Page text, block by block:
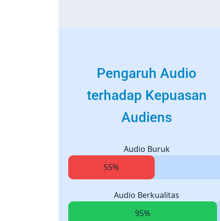
Pengaruh Audio
terhadap Kepuasan
Audiens
Audio Buruk
55%
Audio Berkualitas
95%